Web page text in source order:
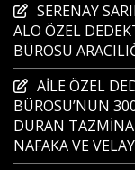
SERENAY
ALO ÖZEL
BÜROSU
AİLE ÖZEL
BÜROSU’NUN
DURAN
NAFAKA VE